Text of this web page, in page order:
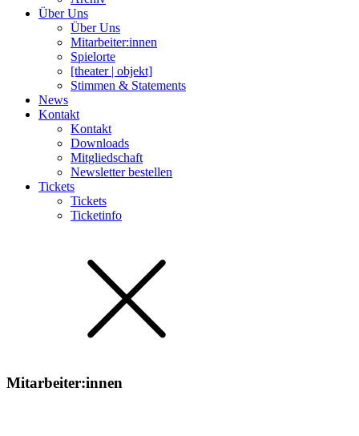
Über Uns
Über Uns
Mitarbeiter:innen
Spielorte
[theater | objekt]
Stimmen & Statements
News
Kontakt
Kontakt
Downloads
Mitgliedschaft
Newsletter bestellen
Tickets
Tickets
Ticketinfo
Mitarbeiter:innen